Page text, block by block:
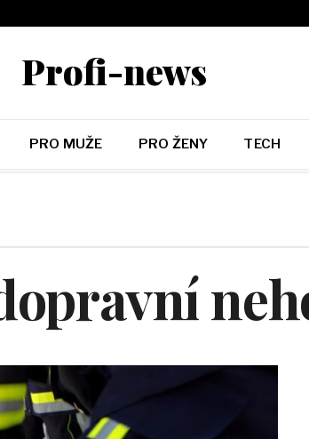
Profi-news
PRO MUŽE PRO ŽENY TECH